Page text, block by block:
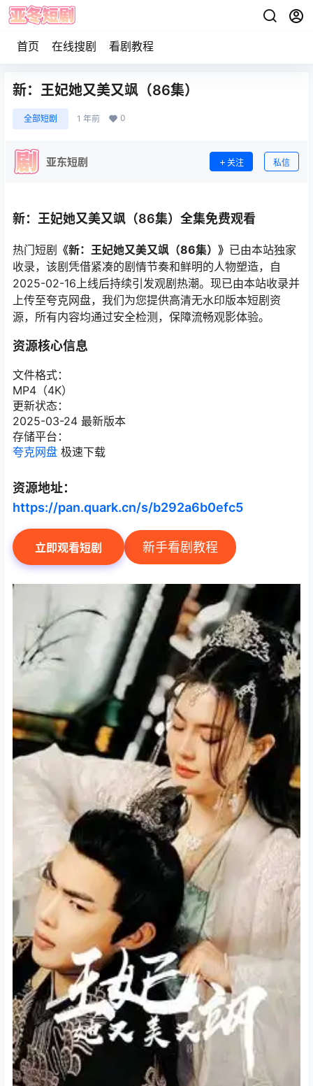
首页 在线搜剧 看剧教程
新：王妃她又美又飒（86集）
全部短剧 1 年前 0
亚东短剧 关注 私信
新：王妃她又美又飒（86集）全集免费观看
热门短剧 《新：王妃她又美又飒（86集）》 已由本站独家
收录，该剧凭借紧凑的剧情节奏和鲜明的人物塑造，自
2025-02-16上线后持续引发观剧热潮。现已由本站收录并
上传至夸克网盘，我们为您提供高清无水印版本短剧资
源，所有内容均通过安全检测，保障流畅观影体验。
资源核心信息
文件格式：
MP4（4K）
更新状态：
2025-03-24 最新版本
存储平台：
夸克网盘 极速下载
资源地址：
https://pan.quark.cn/s/b292a6b0efc5
立即观看短剧 新手看剧教程